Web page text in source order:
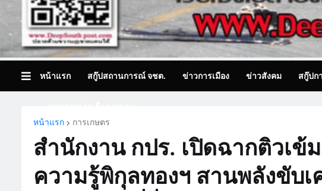
หน้าแรก สกู๊ปสถานการณ์ จชต. ข่าวการเมือง ข่าวสังคม สกู๊ปก
หน้าแรก
การเกษตร
สำนักงาน กปร. เปิดฉากติวเข้
ความรู้พิกุลทองฯ สานพลังขับเ